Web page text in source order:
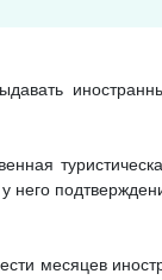
месяцев